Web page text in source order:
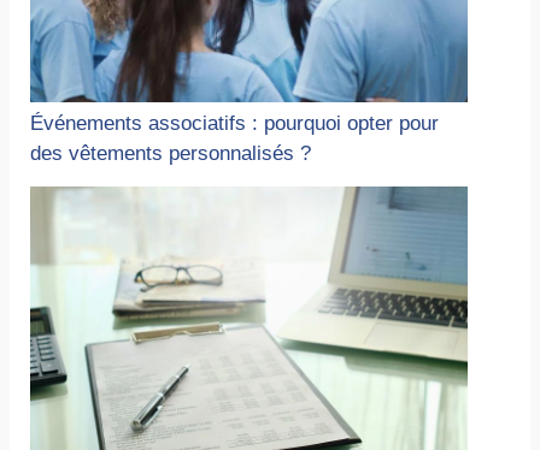
Événements associatifs : pourquoi opter pour
des vêtements personnalisés ?